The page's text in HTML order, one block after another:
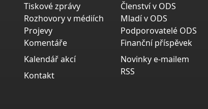
Tiskové zprávy
Rozhovory v médiích
Projevy
Komentáře
Kalendář akcí
Kontakt
Členství v ODS
Mladí v ODS
Podporovatelé ODS
Finanční příspěvek
Novinky e-mailem
RSS